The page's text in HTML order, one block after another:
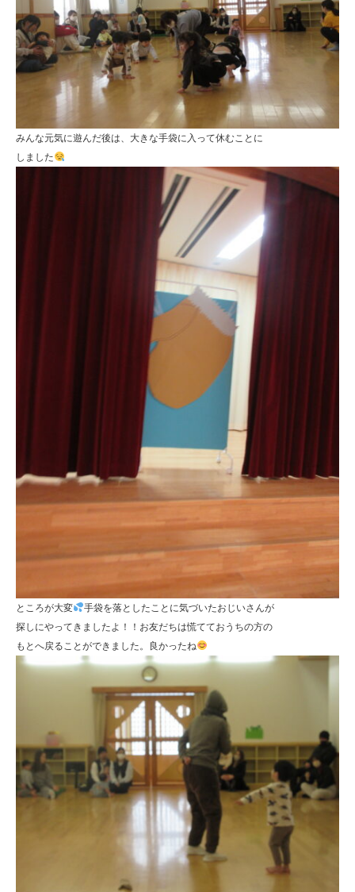
みんな元気に遊んだ後は、大きな手袋に入って休むことに
しました
ところが大変
手袋を落としたことに気づいたおじいさんが
探しにやってきましたよ！！お友だちは慌てておうちの方の
もとへ戻ることができました。良かったね